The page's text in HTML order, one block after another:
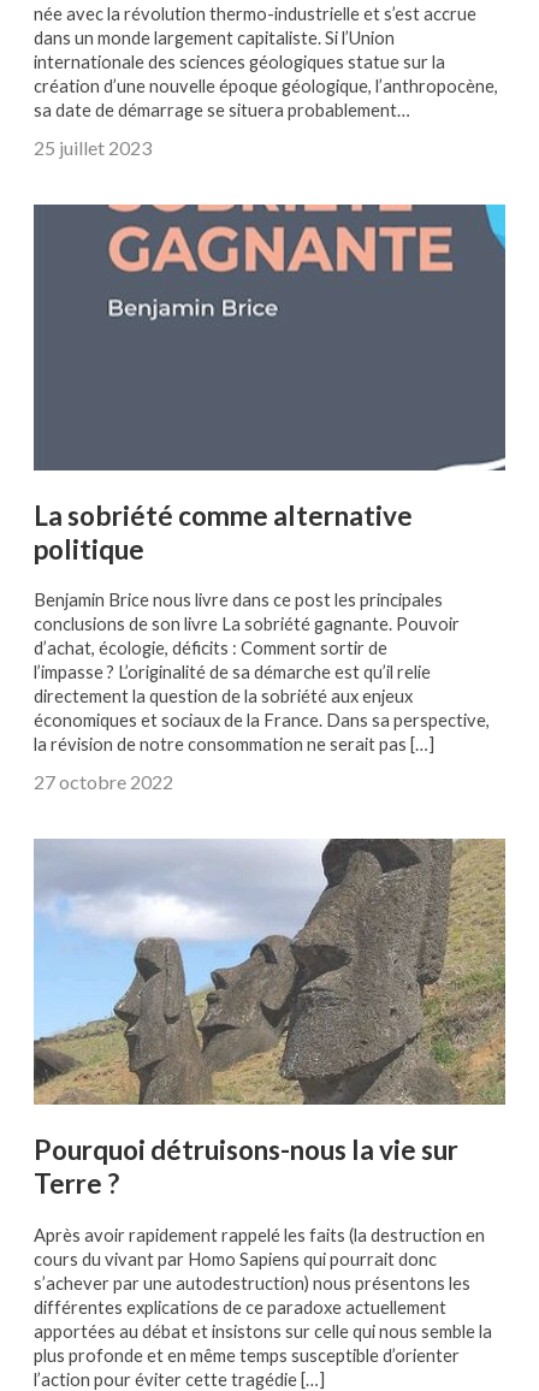
née avec la révolution thermo-industrielle et s’est accrue
dans un monde largement capitaliste. Si l’Union
internationale des sciences géologiques statue sur la
création d’une nouvelle époque géologique, l’anthropocène,
sa date de démarrage se situera probablement…
25 juillet 2023
La sobriété comme alternative
politique
Benjamin Brice nous livre dans ce post les principales
conclusions de son livre La sobriété gagnante. Pouvoir
d’achat, écologie, déficits : Comment sortir de
l’impasse ? L’originalité de sa démarche est qu’il relie
directement la question de la sobriété aux enjeux
économiques et sociaux de la France. Dans sa perspective,
la révision de notre consommation ne serait pas […]
27 octobre 2022
Pourquoi détruisons-nous la vie sur
Terre ?
Après avoir rapidement rappelé les faits (la destruction en
cours du vivant par Homo Sapiens qui pourrait donc
s’achever par une autodestruction) nous présentons les
différentes explications de ce paradoxe actuellement
apportées au débat et insistons sur celle qui nous semble la
plus profonde et en même temps susceptible d’orienter
l’action pour éviter cette tragédie […]